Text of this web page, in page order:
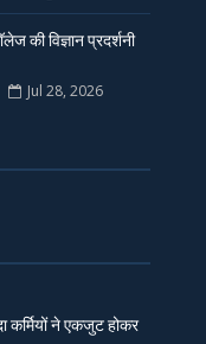
की विज्ञान प्रदर्शनी
Jul 28, 2026
कर्मियों ने एकजुट होकर